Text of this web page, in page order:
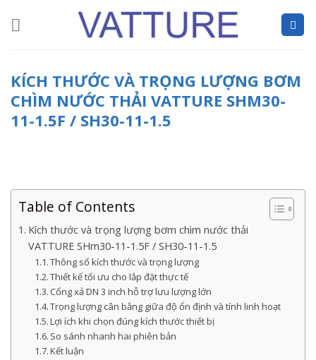
KÍCH THƯỚC VÀ TRỌNG LƯỢNG BƠM
CHÌM NƯỚC THẢI VATTURE SHM30-
11-1.5F / SH30-11-1.5
Table of Contents
Kích thước và trọng lượng bơm chìm nước thải
VATTURE SHm30-11-1.5F / SH30-11-1.5
Thông số kích thước và trọng lượng
Thiết kế tối ưu cho lắp đặt thực tế
Cổng xả DN 3 inch hỗ trợ lưu lượng lớn
Trọng lượng cân bằng giữa độ ổn định và tính linh hoạt
Lợi ích khi chọn đúng kích thước thiết bị
So sánh nhanh hai phiên bản
Kết luận